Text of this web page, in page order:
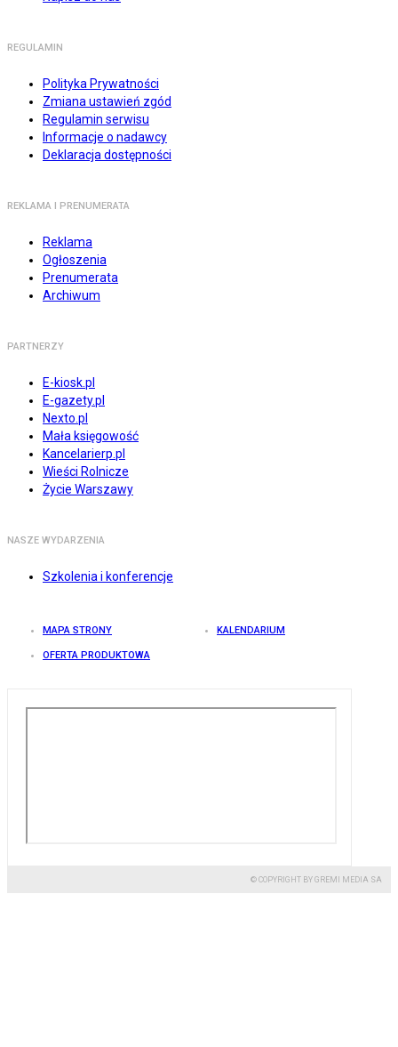
REGULAMIN
Polityka Prywatności
Zmiana ustawień zgód
Regulamin serwisu
Informacje o nadawcy
Deklaracja dostępności
REKLAMA I PRENUMERATA
Reklama
Ogłoszenia
Prenumerata
Archiwum
PARTNERZY
E-kiosk.pl
E-gazety.pl
Nexto.pl
Mała księgowość
Kancelarierp.pl
Wieści Rolnicze
Życie Warszawy
NASZE WYDARZENIA
Szkolenia i konferencje
MAPA STRONY KALENDARIUM
OFERTA PRODUKTOWA
© COPYRIGHT BY GREMI MEDIA SA